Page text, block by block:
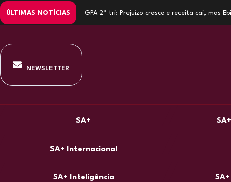
ÚLTIMAS NOTÍCIAS GPA 2º tri: Prejuízo cresce e receita cai, mas
NEWSLETTER
SA+
SA+ Internacional
SA+ Inteligência